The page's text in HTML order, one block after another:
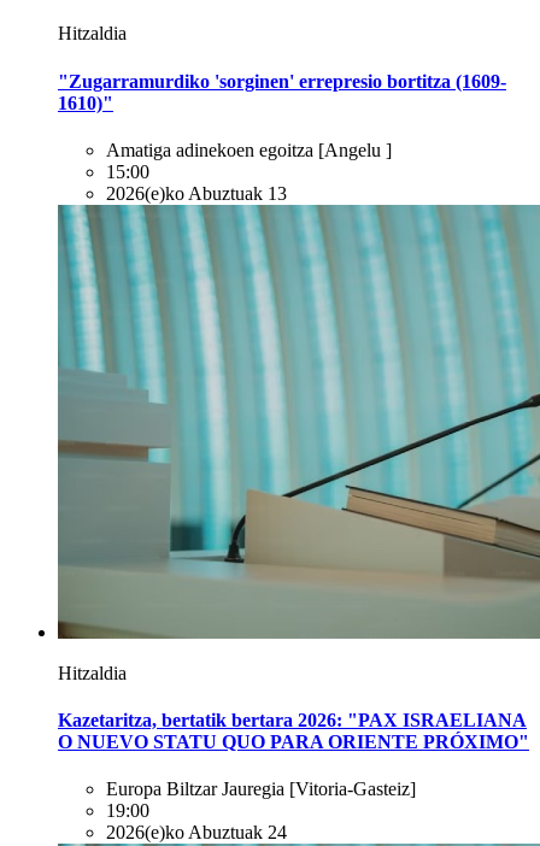
Hitzaldia
"Zugarramurdiko 'sorginen' errepresio bortitza (1609-
1610)"
Amatiga adinekoen egoitza [Angelu ]
15:00
2026(e)ko Abuztuak 13
Hitzaldia
Kazetaritza, bertatik bertara 2026: "PAX ISRAELIANA
O NUEVO STATU QUO PARA ORIENTE PRÓXIMO"
Europa Biltzar Jauregia [Vitoria-Gasteiz]
19:00
2026(e)ko Abuztuak 24